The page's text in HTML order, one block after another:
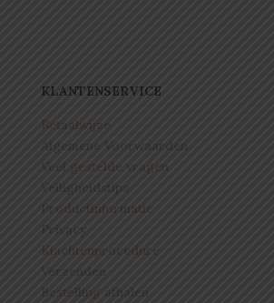
KLANTENSERVICE
Betaalwijze
Algemene Voorwaarden
Veel gestelde vragen
Veiligheidstips
Productinformatie
Privacy
Klachtenprocedure
Verzenden
Bestelling afhalen